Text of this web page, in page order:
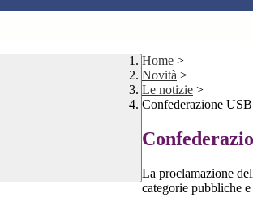
Home >
Novità >
Le notizie >
Confederazione
La proclamazione
categorie pubbliche